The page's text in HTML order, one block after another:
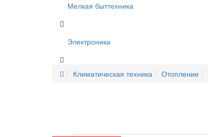
Мелкая быттехника
Электроника
Климатическая техника Отопление